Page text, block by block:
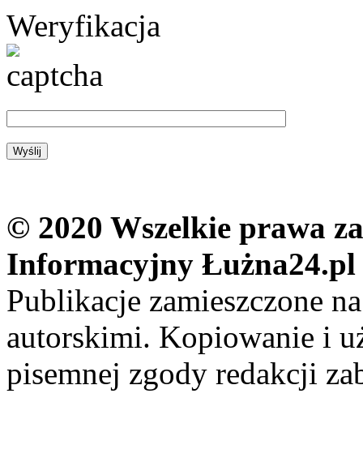
Weryfikacja
© 2020 Wszelkie prawa
Informacyjny Łużna24.pl
Publikacje zamieszczone
autorskimi. Kopiowanie i
pisemnej zgody redakcji